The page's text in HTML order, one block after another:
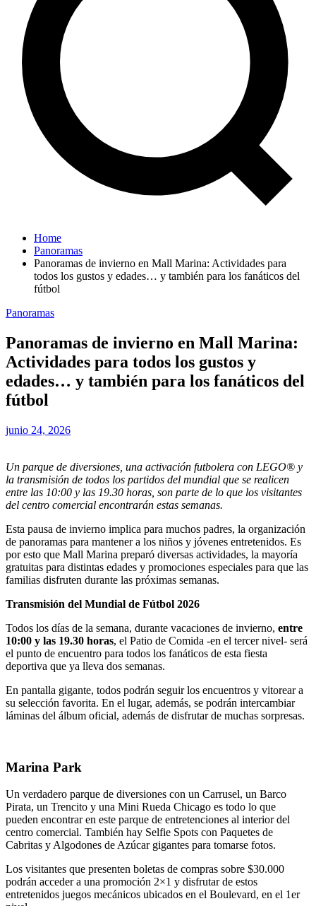
Home
Panoramas
Panoramas de invierno en Mall Marina: Actividades para
todos los gustos y edades… y también para los fanáticos del
fútbol
Panoramas
Panoramas de invierno en Mall Marina:
Actividades para todos los gustos y
edades… y también para los fanáticos del
fútbol
junio 24, 2026
Un parque de diversiones, una activación futbolera con LEGO® y
la transmisión de todos los partidos del mundial que se realicen
entre las 10:00 y las 19.30 horas, son parte de lo que los visitantes
del centro comercial encontrarán estas semanas.
Esta pausa de invierno implica para muchos padres, la organización
de panoramas para mantener a los niños y jóvenes entretenidos. Es
por esto que Mall Marina preparó diversas actividades, la mayoría
gratuitas para distintas edades y promociones especiales para que las
familias disfruten durante las próximas semanas.
Transmisión del Mundial de Fútbol 2026
Todos los días de la semana, durante vacaciones de invierno, entre
10:00 y las 19.30 horas, el Patio de Comida -en el tercer nivel- será
el punto de encuentro para todos los fanáticos de esta fiesta
deportiva que ya lleva dos semanas.
En pantalla gigante, todos podrán seguir los encuentros y vitorear a
su selección favorita. En el lugar, además, se podrán intercambiar
láminas del álbum oficial, además de disfrutar de muchas sorpresas.
Marina Park
Un verdadero parque de diversiones con un Carrusel, un Barco
Pirata, un Trencito y una Mini Rueda Chicago es todo lo que
pueden encontrar en este parque de entretenciones al interior del
centro comercial. También hay Selfie Spots con Paquetes de
Cabritas y Algodones de Azúcar gigantes para tomarse fotos.
Los visitantes que presenten boletas de compras sobre $30.000
podrán acceder a una promoción 2×1 y disfrutar de estos
entretenidos juegos mecánicos ubicados en el Boulevard, en el 1er